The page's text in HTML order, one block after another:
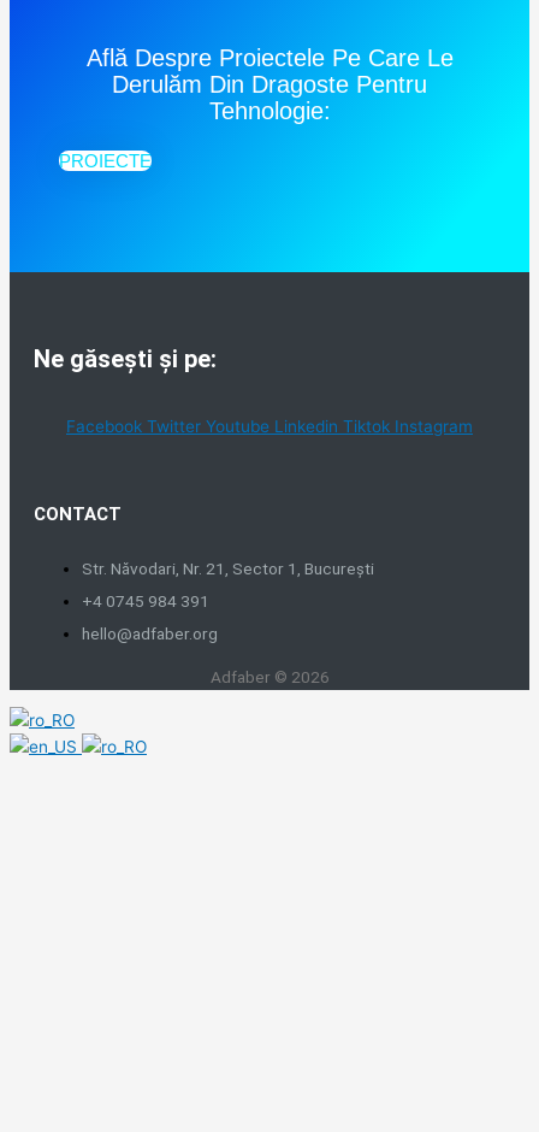
Află Despre Proiectele Pe Care Le
Derulăm Din Dragoste Pentru
Tehnologie:
PROIECTE
Ne găsești și pe:
Facebook Twitter Youtube Linkedin Tiktok Instagram
CONTACT
Str. Năvodari, Nr. 21, Sector 1, București
+4 0745 984 391
hello@adfaber.org
Adfaber © 2026